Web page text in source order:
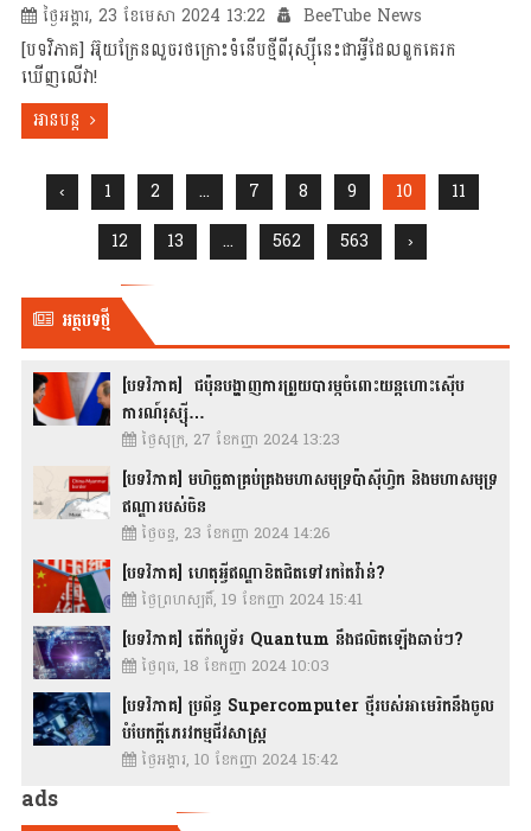
ថ្ងៃអង្គារ, 23 ខែមេសា 2024 13:22 BeeTube News
[បទវិភាគ] អ៊ុយក្រែនលួចរថក្រោះទំនើបថ្មីពីរុស្ស៊ីនេះជាអ្វីដែលពួកគេរក
ឃើញលើវា!
អានបន្ត
‹ 1 2 ... 7 8 9 10
11
12
13 ... 562 563 ›
អត្ថបទថ្មី
[បទវិភាគ] ជប៉ុនបង្ហាញការព្រួយបារម្ភចំពោះយន្តហោះស៊ើប
ការណ៍រុស្ស៊ី…
ថ្ងៃសុក្រ, 27 ខែកញ្ញា 2024 13:23
[បទវិភាគ] មហិច្ឆតាគ្រប់គ្រងមហាសមុទ្រប៉ាស៊ីហ្វិក និងមហាសមុទ្រ
ឥណ្ឌារបស់ចិន
ថ្ងៃចន្ទ, 23 ខែកញ្ញា 2024 14:26
[បទវិភាគ] ហេតុអ្វីឥណ្ឌាខិតជិតទៅរកតៃវ៉ាន់?
ថ្ងៃព្រហស្បតិ៍, 19 ខែកញ្ញា 2024 15:41
[បទវិភាគ] តើកំព្យូទ័រ Quantum នឹងផលិតឡើងឆាប់ៗ?
ថ្ងៃពុធ, 18 ខែកញ្ញា 2024 10:03
[បទវិភាគ] ប្រព័ន្ធ Supercomputer ថ្មីរបស់អាមេរិកនឹងចូល
បំបែកក្តីភេរវកម្មជីវសាស្រ្ត
ថ្ងៃអង្គារ, 10 ខែកញ្ញា 2024 15:42
ads